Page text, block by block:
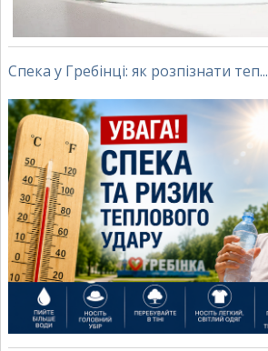
Спека у Гребінці: як розпізнати теп...